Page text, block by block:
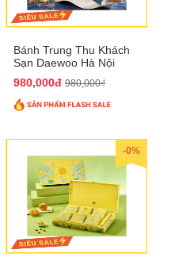
Bánh Trung Thu Khách
Sạn Daewoo Hà Nội
QTTT31
980,000đ 980,000₫
-0%